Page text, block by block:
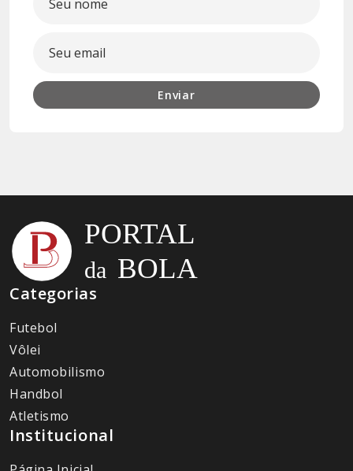
Enviar
Categorias
Futebol
Vôlei
Automobilismo
Handbol
Atletismo
Institucional